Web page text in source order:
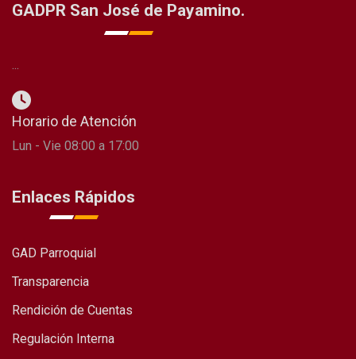
GADPR San José de Payamino.
...
Horario de Atención
Lun - Vie 08:00 a 17:00
Enlaces Rápidos
GAD Parroquial
Transparencia
Rendición de Cuentas
Regulación Interna